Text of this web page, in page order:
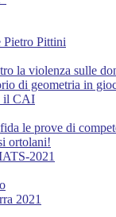
Pietro Pittini
la violenza sulle
di geometria in
il CAI
le prove di
ortolani!
2021
2021